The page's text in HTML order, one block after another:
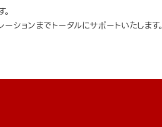
ションまでトータルにサポートいたします。